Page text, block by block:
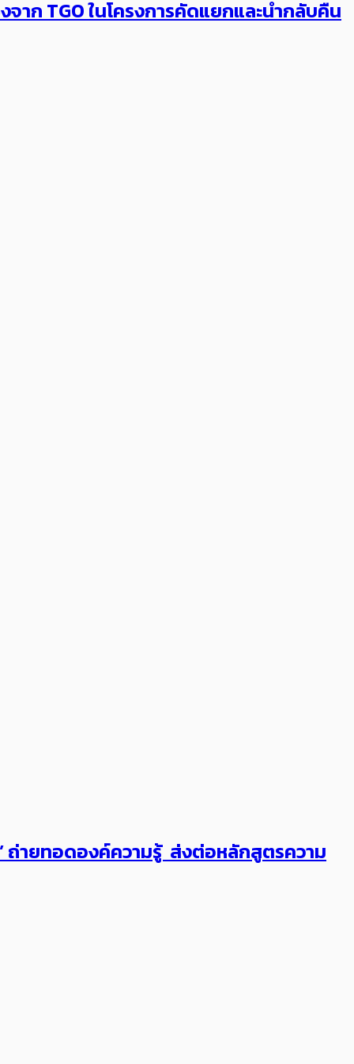
าก​ TGO ในโครงการคัดแยกและนำกลับคืน
ถ่ายทอดองค์ความรู้ ส่งต่อหลักสูตรความ